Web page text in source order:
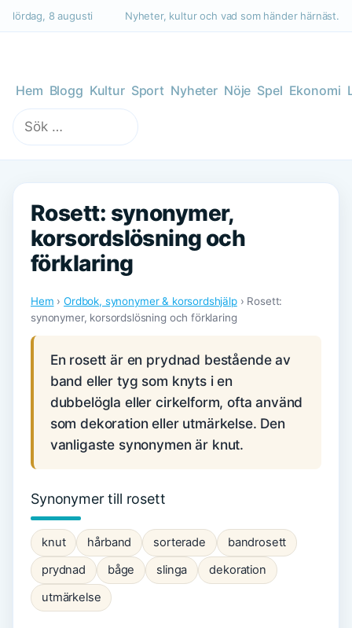
lördag, 8 augusti Nyheter, kultur och vad som händer härnäst.
Hem Blogg Kultur Sport Nyheter Nöje Spel Ekonomi
Sök
efter:
Rosett: synonymer,
korsordslösning och
förklaring
Hem ›Ordbok, synonymer & korsordshjälp› Rosett:
synonymer, korsordslösning och förklaring
En rosett är en prydnad bestående av
band eller tyg som knyts i en
dubbelögla eller cirkelform, ofta använd
som dekoration eller utmärkelse. Den
vanligaste synonymen är knut.
Synonymer till rosett
knut hårband sorterade
bandrosett
prydnad
båge slinga
dekoration
utmärkelse